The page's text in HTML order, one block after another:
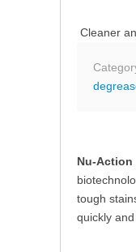
Cleaner
Nu-Action
tough
quickly